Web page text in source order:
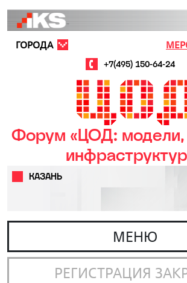
+7(495) 150-64-24
ГОРОДА
Форум «ЦОД: модели,
КАЗАНЬ
МЕНЮ
РЕГИСТРАЦИЯ